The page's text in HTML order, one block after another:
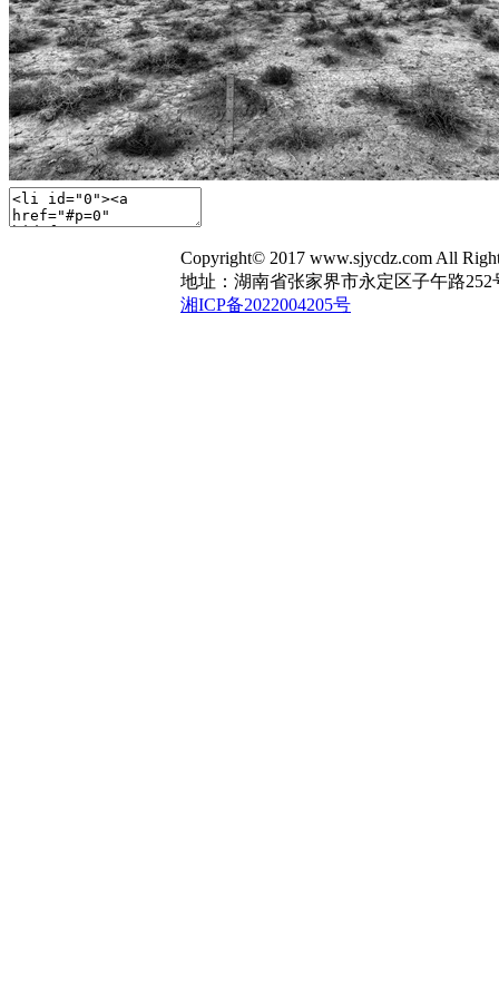
Copyright© 2017 www.sjycdz.com All
地址：湖南省张家界市永定区子午路252
湘ICP备2022004205号